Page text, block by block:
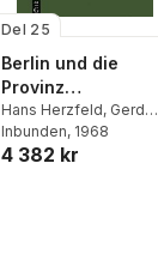
Del 25
Berlin und die
Provinz
Brandenburg im 19.
und 20.
Jahrhundert
Hans Herzfeld, Gerd
Heinrich
Inbunden, 1968
4 382 kr